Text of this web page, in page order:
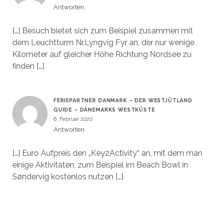
Antworten
[…] Besuch bietet sich zum Beispiel zusammen mit
dem Leuchtturm Nr.Lyngvig Fyr an, der nur wenige
Kilometer auf gleicher Höhe Richtung Nordsee zu
finden […]
FERIEPARTNER DANMARK – DER WESTJÜTLAND
GUIDE – DÄNEMARKS WESTKÜSTE
6. Februar 2020
Antworten
[…] Euro Aufpreis den „Key2Activity“ an, mit dem man
einige Aktivitäten, zum Beispiel im Beach Bowl in
Søndervig kostenlos nutzen […]